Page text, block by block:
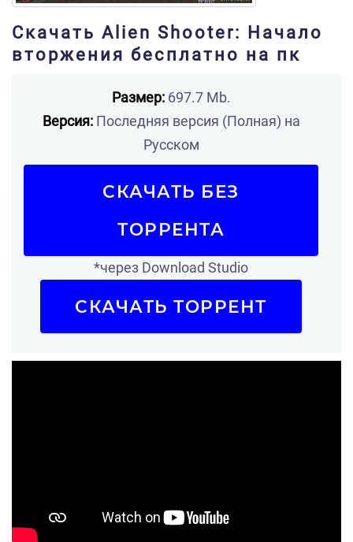
Скачать Alien Shooter: Начало
вторжения бесплатно на пк
Размер:697.7 Mb.
Версия:Последняя версия (Полная) на
Русском
СКАЧАТЬ БЕЗ
ТОРРЕНТА
*через Download Studio
СКАЧАТЬ ТОРРЕНТ